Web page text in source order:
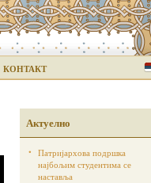
КОНТАКТ
Актуелно
Патријархова подршка
најбољим студентима се
наставља